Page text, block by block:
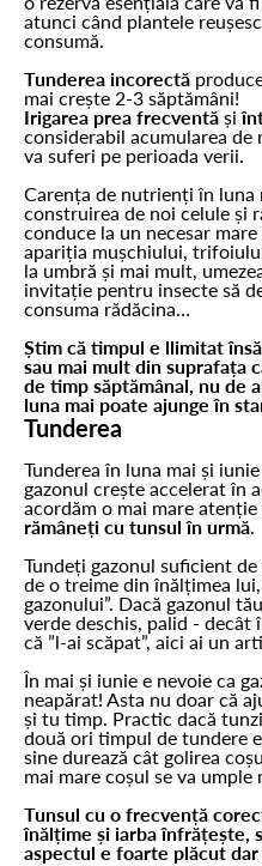
atunci când plantele
consumă.
Tunderea incorectă
mai crește 2-3 săptămâni!
Irigarea prea frecventă și
considerabil acumularea de
va suferi pe perioada verii.
Carența de nutrienți în
construirea de noi celule și
conduce la un necesar
apariția mușchiului,
la umbră și mai mult,
invitație pentru insecte să
consuma rădăcina…
Știm că timpul e llimitat
sau mai mult din suprafața
de timp săptămânal, nu de
luna mai poate ajunge în
Tunderea
Tunderea în luna mai și
gazonul crește accelerat în
acordăm o mai mare
rămâneți cu tunsul în urmă
Tundeți gazonul suficient
de o treime din înălțimea
gazonului”. Dacă gazonul
verde deschis, palid - decât
că ”l-ai scăpat”, aici ai un
În mai și iunie e nevoie ca
neapărat! Asta nu doar că
și tu timp. Practic dacă
două ori timpul de tundere
sine durează cât golirea
mai mare coșul se va umple
Tunsul cu o frecvență
înălțime și iarba înfrățește,
aspectul e foarte plăcut